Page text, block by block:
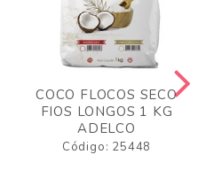
COCO FLOCOS SECO
FIOS LONGOS 1 KG
ADELCO
Código: 25448